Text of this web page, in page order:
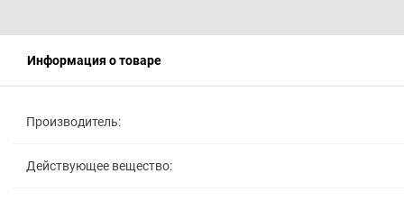
Информация о товаре
Производитель:
Действующее вещество: